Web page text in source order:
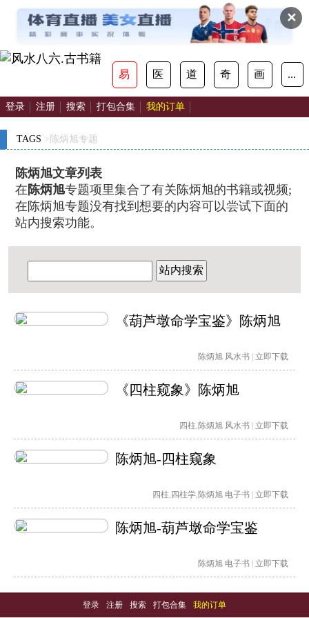
✕
易 医 道 奇 画 ...
登录 注册 搜索 打包合集 我的订单
TAGS >陈炳旭专题
陈炳旭文章列表
在 陈炳旭专题项里集合了有关陈炳旭的书籍或视频;
在陈炳旭专题没有找到想要的内容可以尝试下面的
站内搜索功能。
站内搜索
《葫芦墩命学宝鉴》陈炳旭
陈炳旭 风水书 立即下载
《四柱窥象》陈炳旭
四柱, 陈炳旭 风水书 立即下载
陈炳旭-四柱窥象
四柱, 四柱学, 陈炳旭 电子书 立即下载
陈炳旭-葫芦墩命学宝鉴
陈炳旭 电子书 立即下载
登录 - 注册 - 搜索 - 打包合集 - 我的订单